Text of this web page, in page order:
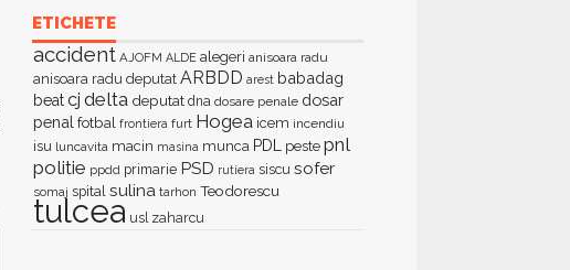
ETICHETE
accident AJOFM ALDE alegeri anisoara radu
anisoara radu deputat ARBDD arest babadag
beatcj delta deputat dna dosare penale dosar
penal fotbal frontiera furt Hogea icem incendiu
isu luncavita macin masina munca PDL peste pnl
politie ppdd primarie PSD rutiera siscu sofer
somaj spital sulina tarhon Teodorescu
tulcea usl zaharcu